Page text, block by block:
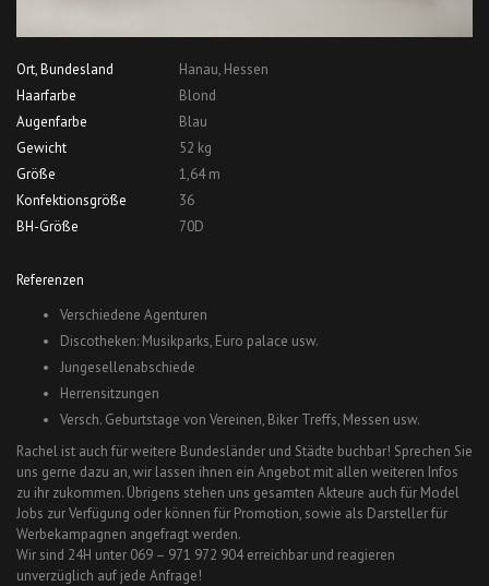
Ort, Bundesland
Hanau, Hessen
Haarfarbe
Blond
Augenfarbe
Blau
Gewicht
52 kg
Größe
1,64 m
Konfektionsgröße
36
BH-Größe
70D
Referenzen
Verschiedene Agenturen
Discotheken: Musikparks, Euro palace usw.
Jungesellenabschiede
Herrensitzungen
Versch. Geburtstage von Vereinen, Biker Treffs, Messen usw.
Rachel ist auch für weitere Bundesländer und Städte buchbar! Sprechen Sie
uns gerne dazu an, wir lassen ihnen ein Angebot mit allen weiteren Infos
zu ihr zukommen. Übrigens stehen uns gesamten Akteure auch für Model
Jobs zur Verfügung oder können für Promotion, sowie als Darsteller für
Werbekampagnen angefragt werden.
Wir sind 24H unter 069 – 971 972 904 erreichbar und reagieren
unverzüglich auf jede Anfrage!